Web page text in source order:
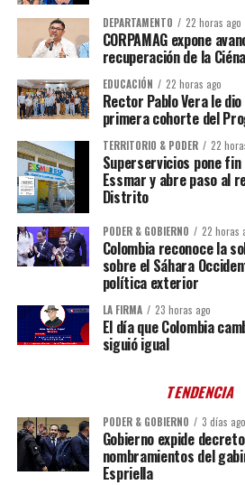
DEPARTAMENTO 22 horas ago
CORPAMAG expone
recuperación de la
EDUCACIÓN 22 horas ago
Rector Pablo Vera le
primera cohorte del
TERRITORIO & PODER 22
Superservicios pone
Essmar y abre paso al
Distrito
PODER & GOBIERNO 22 horas
Colombia reconoce la
sobre el Sáhara
política exterior
LA FIRMA 23 horas ago
El día que Colombia
siguió igual
TENDENCIA
PODER & GOBIERNO 3 días ago
Gobierno expide
nombramientos del
Espriella